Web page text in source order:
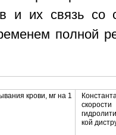
и их связь со
полной
крови, мг на 1
скорости
кой